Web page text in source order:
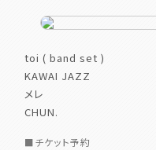
toi ( band set )
KAWAI JAZZ
メレ
CHUN.
■チケット予約